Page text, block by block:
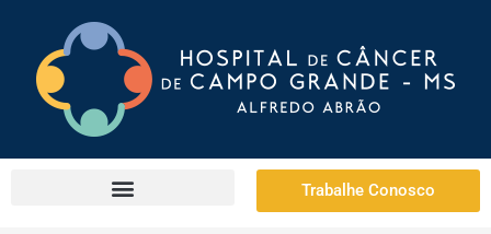
Trabalhe Conosco